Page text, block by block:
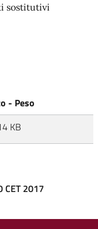
sostitutivi
- Peso
KB
CET 2017